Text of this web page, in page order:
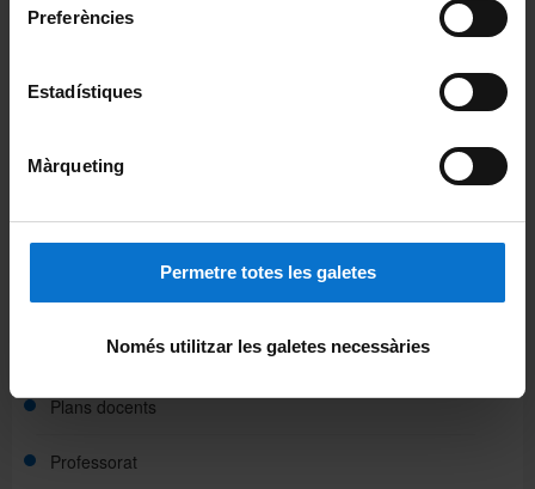
Preferències
Estadístiques
Màrqueting
Permetre totes les galetes
Només utilitzar les galetes necessàries
Beques i ajuts
Mobilitat
Pla d'acció tutorial
Accions de suport i d'orientació
Plans docents
Professorat